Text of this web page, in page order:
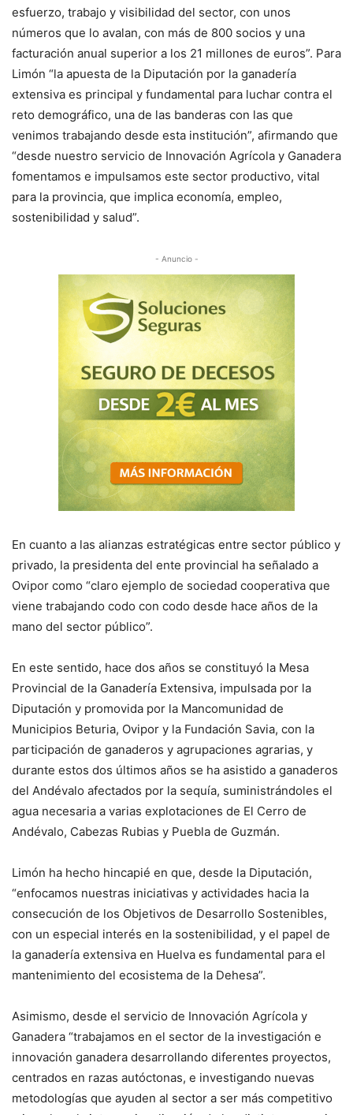
esfuerzo, trabajo y visibilidad del sector, con unos
números que lo avalan, con más de 800 socios y una
facturación anual superior a los 21 millones de euros”. Para
Limón “la apuesta de la Diputación por la ganadería
extensiva es principal y fundamental para luchar contra el
reto demográfico, una de las banderas con las que
venimos trabajando desde esta institución”, afirmando que
“desde nuestro servicio de Innovación Agrícola y Ganadera
fomentamos e impulsamos este sector productivo, vital
para la provincia, que implica economía, empleo,
sostenibilidad y salud”.
- Anuncio -
En cuanto a las alianzas estratégicas entre sector público y
privado, la presidenta del ente provincial ha señalado a
Ovipor como “claro ejemplo de sociedad cooperativa que
viene trabajando codo con codo desde hace años de la
mano del sector público”.
En este sentido, hace dos años se constituyó la Mesa
Provincial de la Ganadería Extensiva, impulsada por la
Diputación y promovida por la Mancomunidad de
Municipios Beturia, Ovipor y la Fundación Savia, con la
participación de ganaderos y agrupaciones agrarias, y
durante estos dos últimos años se ha asistido a ganaderos
del Andévalo afectados por la sequía, suministrándoles el
agua necesaria a varias explotaciones de El Cerro de
Andévalo, Cabezas Rubias y Puebla de Guzmán.
Limón ha hecho hincapié en que, desde la Diputación,
“enfocamos nuestras iniciativas y actividades hacia la
consecución de los Objetivos de Desarrollo Sostenibles,
con un especial interés en la sostenibilidad, y el papel de
la ganadería extensiva en Huelva es fundamental para el
mantenimiento del ecosistema de la Dehesa”.
Asimismo, desde el servicio de Innovación Agrícola y
Ganadera “trabajamos en el sector de la investigación e
innovación ganadera desarrollando diferentes proyectos,
centrados en razas autóctonas, e investigando nuevas
metodologías que ayuden al sector a ser más competitivo